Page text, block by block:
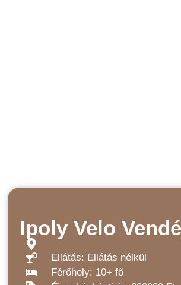
Ipoly Velo
Ellátás: Ellátás nélkül
Férőhely: 10+ fő